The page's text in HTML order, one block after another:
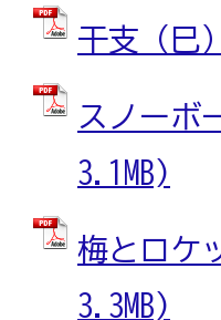
干支（巳
スノーボ
3.1MB)
梅とロケ
3.3MB)